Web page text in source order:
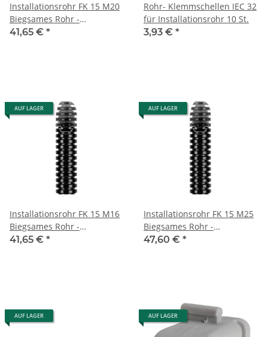
Installationsrohr FK 15 M20
Biegsames Rohr -
mittelschwer - schwarz -
41,65 € *
Rohr- Klemmschellen IEC 32
für Installationsrohr 10 St.
3,93 € *
AUF LAGER
Installationsrohr FK 15 M16
Biegsames Rohr -
mittelschwer - schwarz -
41,65 € *
AUF LAGER
Installationsrohr FK 15 M25
Biegsames Rohr -
mittelschwer - schwarz -
47,60 € *
AUF LAGER AUF LAGER